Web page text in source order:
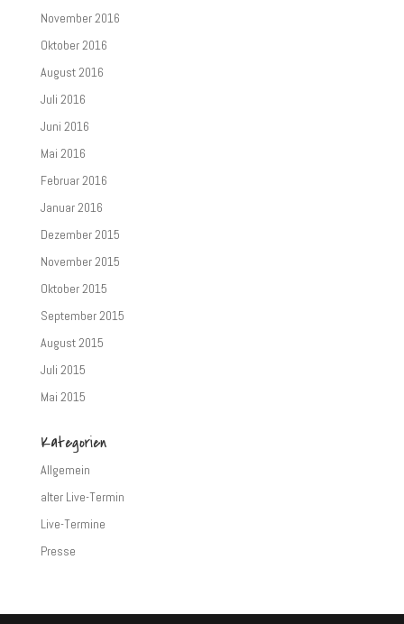
November 2016
Oktober 2016
August 2016
Juli 2016
Juni 2016
Mai 2016
Februar 2016
Januar 2016
Dezember 2015
November 2015
Oktober 2015
September 2015
August 2015
Juli 2015
Mai 2015
Kategorien
Allgemein
alter Live-Termin
Live-Termine
Presse